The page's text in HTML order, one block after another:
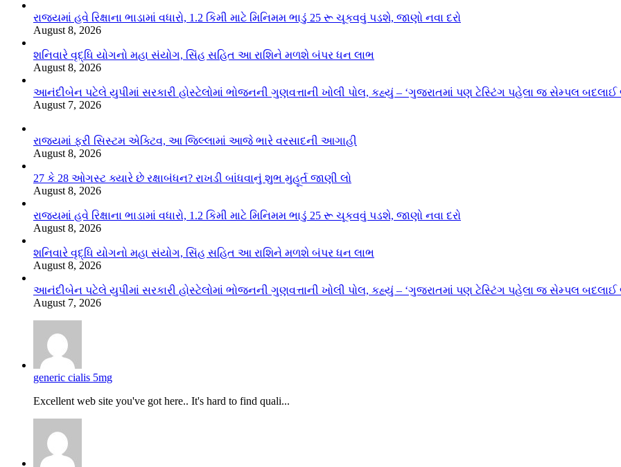
રાજ્યમાં હવે રિક્ષાના ભાડામાં વધારો, 1.2 કિમી માટે મિનિમમ ભાડું 25 રૂ ચૂકવવું પડશે, જાણો નવા દરો
August 8, 2026
શનિવારે વૃદ્ધિ યોગનો મહા સંયોગ, સિંહ સહિત આ રાશિને મળશે બંપર ધન લાભ
August 8, 2026
આનંદીબેન પટેલે યુપીમાં સરકારી હોસ્ટેલોમાં ભોજનની ગુણવત્તાની ખોલી પોલ, કહ્યું – ‘ગુજરાતમાં પણ ટેસ્ટિંગ પહેલા જ સેમ્પલ બદલાઈ
August 7, 2026
રાજ્યમાં ફરી સિસ્ટમ એક્ટિવ, આ જિલ્લામાં આજે ભારે વરસાદની આગાહી
August 8, 2026
27 કે 28 ઓગસ્ટ ક્યારે છે રક્ષાબંધન? રાખડી બાંધવાનું શુભ મુહૂર્ત જાણી લો
August 8, 2026
રાજ્યમાં હવે રિક્ષાના ભાડામાં વધારો, 1.2 કિમી માટે મિનિમમ ભાડું 25 રૂ ચૂકવવું પડશે, જાણો નવા દરો
August 8, 2026
શનિવારે વૃદ્ધિ યોગનો મહા સંયોગ, સિંહ સહિત આ રાશિને મળશે બંપર ધન લાભ
August 8, 2026
આનંદીબેન પટેલે યુપીમાં સરકારી હોસ્ટેલોમાં ભોજનની ગુણવત્તાની ખોલી પોલ, કહ્યું – ‘ગુજરાતમાં પણ ટેસ્ટિંગ પહેલા જ સેમ્પલ બદલાઈ
August 7, 2026
generic cialis 5mg
Excellent web site you've got here.. It's hard to find quali...